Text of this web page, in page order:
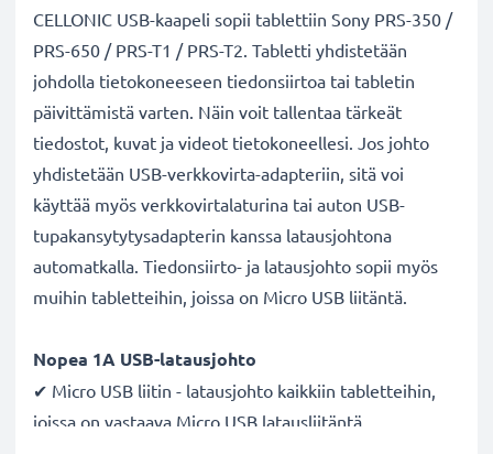
CELLONIC USB-kaapeli sopii tablettiin Sony PRS-350 /
PRS-650 / PRS-T1 / PRS-T2. Tabletti yhdistetään
johdolla tietokoneeseen tiedonsiirtoa tai tabletin
päivittämistä varten. Näin voit tallentaa tärkeät
tiedostot, kuvat ja videot tietokoneellesi. Jos johto
yhdistetään USB-verkkovirta-adapteriin, sitä voi
käyttää myös verkkovirtalaturina tai auton USB-
tupakansytytysadapterin kanssa latausjohtona
automatkalla. Tiedonsiirto- ja latausjohto sopii myös
muihin tabletteihin, joissa on Micro USB liitäntä.
Nopea 1A USB-latausjohto
✔ Micro USB liitin - latausjohto kaikkiin tabletteihin,
joissa on vastaava Micro USB latausliitäntä